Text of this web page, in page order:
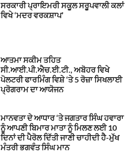
ਸਰਕਾਰੀ ਪ੍ਰਾਇਮਰੀ ਸਕੂਲ ਸਰੂਪਵਾਲੀ ਕਲਾਂ
ਵਿਖੇ ‘ਮਦਰ ਵਰਕਸ਼ਾਪ’
ਆਤਮਾ ਸਕੀਮ ਤਹਿਤ
ਸੀ.ਆਈ.ਪੀ.ਐਚ.ਈ.ਟੀ., ਅਬੋਹਰ ਵਿਖੇ
ਪੋਲਟਰੀ ਫਾਰਮਿੰਗ ਵਿਸ਼ੇ ‘ਤੇ 5 ਰੋਜ਼ਾ ਸਿਖਲਾਈ
ਪ੍ਰੋਗਰਾਮ ਦਾ ਆਯੋਜਨ
ਮਾਨਵਤਾ ਦੇ ਆਧਾਰ ‘ਤੇ ਜਗਤਾਰ ਸਿੰਘ ਹਵਾਰਾ
ਨੂੰ ਆਪਣੀ ਬਿਮਾਰ ਮਾਤਾ ਨੂੰ ਮਿਲਣ ਲਈ 10
ਦਿਨਾਂ ਦੀ ਪੈਰੋਲ ਦਿੱਤੀ ਜਾਣੀ ਚਾਹੀਦੀ ਹੈ-ਮੁੱਖ
ਮੰਤਰੀ ਭਗਵੰਤ ਸਿੰਘ ਮਾਨ